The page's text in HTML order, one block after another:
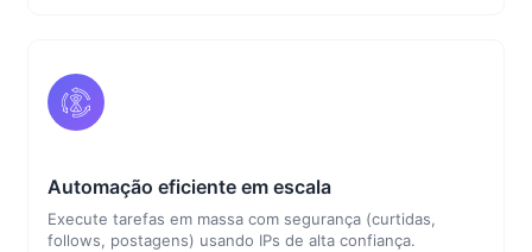
Automação eficiente em escala
Execute tarefas em massa com segurança (curtidas,
follows, postagens) usando IPs de alta confiança.